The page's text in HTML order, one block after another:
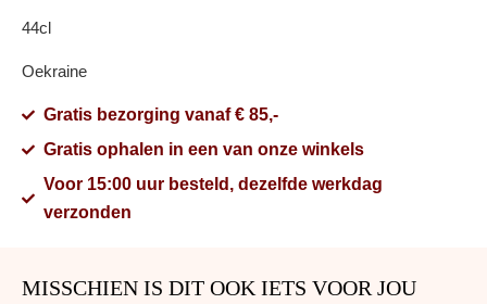
44cl
Oekraine
Gratis bezorging vanaf € 85,-
Gratis ophalen in een van onze winkels
Voor 15:00 uur besteld, dezelfde werkdag
verzonden
MISSCHIEN IS DIT OOK IETS VOOR JOU